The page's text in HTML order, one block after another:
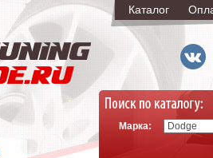
Каталог
Марка: